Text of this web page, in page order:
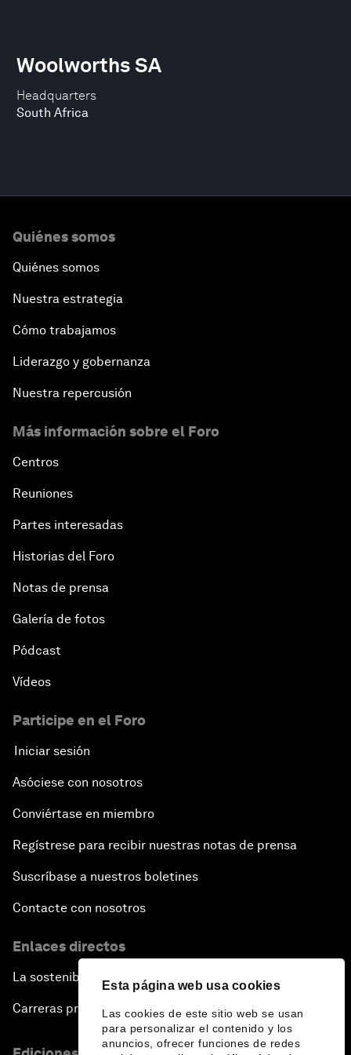
Esta página web usa cookies
Las cookies de este sitio web se usan
para personalizar el contenido y los
anuncios, ofrecer funciones de redes
Headquarters
South Africa
Woolworths SA
Quiénes somos
Quiénes somos
Nuestra estrategia
Cómo trabajamos
Liderazgo y gobernanza
Nuestra repercusión
Más información sobre el Foro
Centros
Reuniones
Partes interesadas
Historias del Foro
Notas de prensa
Galería de fotos
Pódcast
Vídeos
Participe en el Foro
Iniciar sesión
Asóciese con nosotros
Conviértase en miembro
Regístrese para recibir nuestras notas de prensa
Suscríbase a nuestros boletines
Contacte con nosotros
Enlaces directos
La sostenibilidad en el Foro
Carreras profesionales